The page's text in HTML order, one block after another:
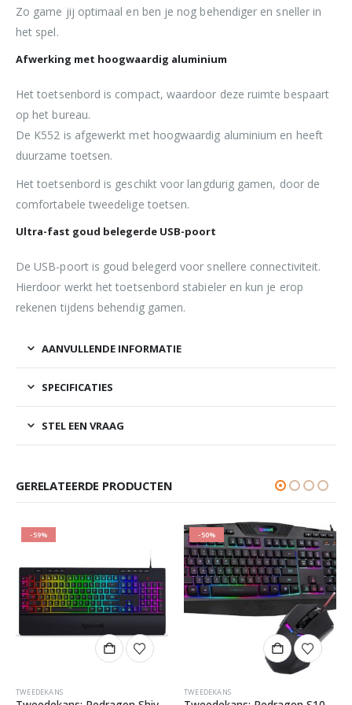
Zo game jij optimaal en ben je nog behendiger en sneller in
het spel.
Afwerking met hoogwaardig aluminium
Het toetsenbord is compact, waardoor deze ruimte bespaart
op het bureau.
De K552 is afgewerkt met hoogwaardig aluminium en heeft
duurzame toetsen.
Het toetsenbord is geschikt voor langdurig gamen, door de
comfortabele tweedelige toetsen.
Ultra-fast goud belegerde USB-poort
De USB-poort is goud belegerd voor snellere connectiviteit.
Hierdoor werkt het toetsenbord stabieler en kun je erop
rekenen tijdens behendig gamen.
AANVULLENDE INFORMATIE
SPECIFICATIES
STEL EEN VRAAG
GERELATEERDE PRODUCTEN
-59%
TWEEDEKANS
-50%
TWEEDEKANS